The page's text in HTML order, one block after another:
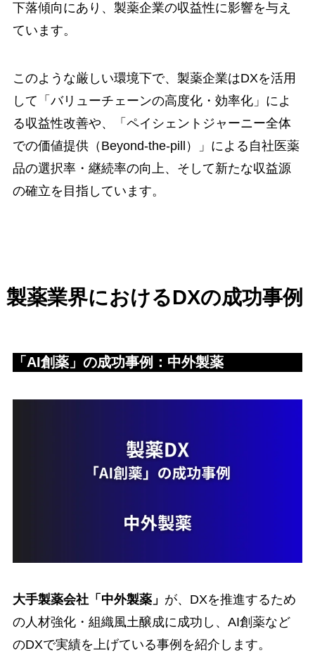
下落傾向にあり、製薬企業の収益性に影響を与え
ています。
このような厳しい環境下で、製薬企業はDXを活用
して「バリューチェーンの高度化・効率化」によ
る収益性改善や、「ペイシェントジャーニー全体
での価値提供（Beyond-the-pill）」による自社医薬
品の選択率・継続率の向上、そして新たな収益源
の確立を目指しています。
製薬業界におけるDXの成功事例
「AI創薬」の成功事例：中外製薬
大手製薬会社「中外製薬」 が、DXを推進するため
の人材強化・組織風土醸成に成功し、AI創薬など
のDXで実績を上げている事例を紹介します。